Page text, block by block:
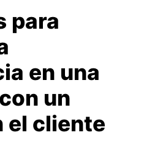
para
en una
un
el cliente